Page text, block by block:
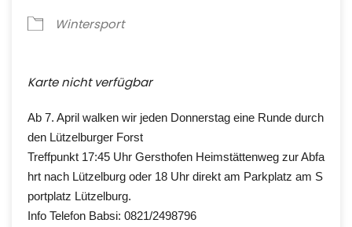
Wintersport
Karte nicht verfügbar
Ab 7. April walken wir jeden Donnerstag eine Runde durch
den Lützelburger Forst
Treffpunkt 17:45 Uhr Gersthofen Heimstättenweg zur Abfa
hrt nach Lützelburg oder 18 Uhr direkt am Parkplatz am S
portplatz Lützelburg.
Info Telefon Babsi: 0821/2498796